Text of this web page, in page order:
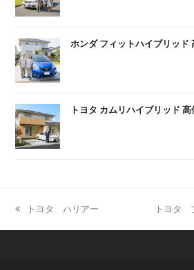
ホンダ フィットハイブリッド
トヨタ カムリハイブリッド
previous
post:
トヨタ ハリアー
next
post:
トヨタ